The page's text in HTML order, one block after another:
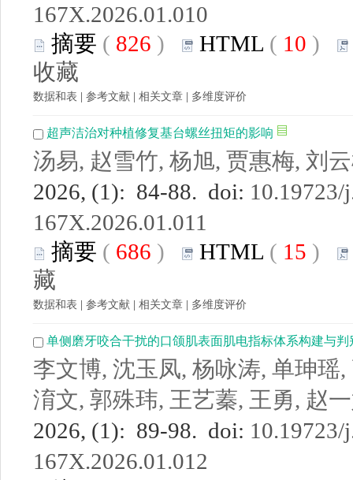
167X.2026.01.010
摘要 ( 826 ) HTML ( 10 )
收藏
数据和表 参考文献 相关文章 多维度评价
超声洁治对种植修复基台螺丝扭矩的影响
汤易, 赵雪竹, 杨旭, 贾惠梅, 刘
2026, (1): 84-88. doi: 10.19723/
167X.2026.01.011
摘要 ( 686 ) HTML ( 15 )
藏
数据和表 参考文献 相关文章 多维度评价
单侧磨牙咬合干扰的口颌肌表面肌电指标体系构建与判
李文博, 沈玉凤, 杨咏涛, 单珅瑶
淯文, 郭殊玮, 王艺蓁, 王勇, 赵
2026, (1): 89-98. doi: 10.19723/
167X.2026.01.012